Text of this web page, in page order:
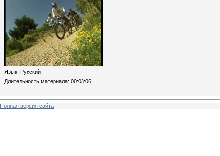
Язык: Русский
Длительность материала: 00:03:06
Полная версия сайта